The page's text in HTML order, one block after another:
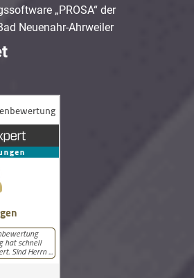
„PROSA“ der
Neuenahr-Ahrweiler